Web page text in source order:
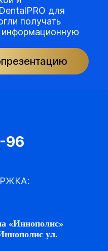
для
получать
96
«Иннополис»
ул.